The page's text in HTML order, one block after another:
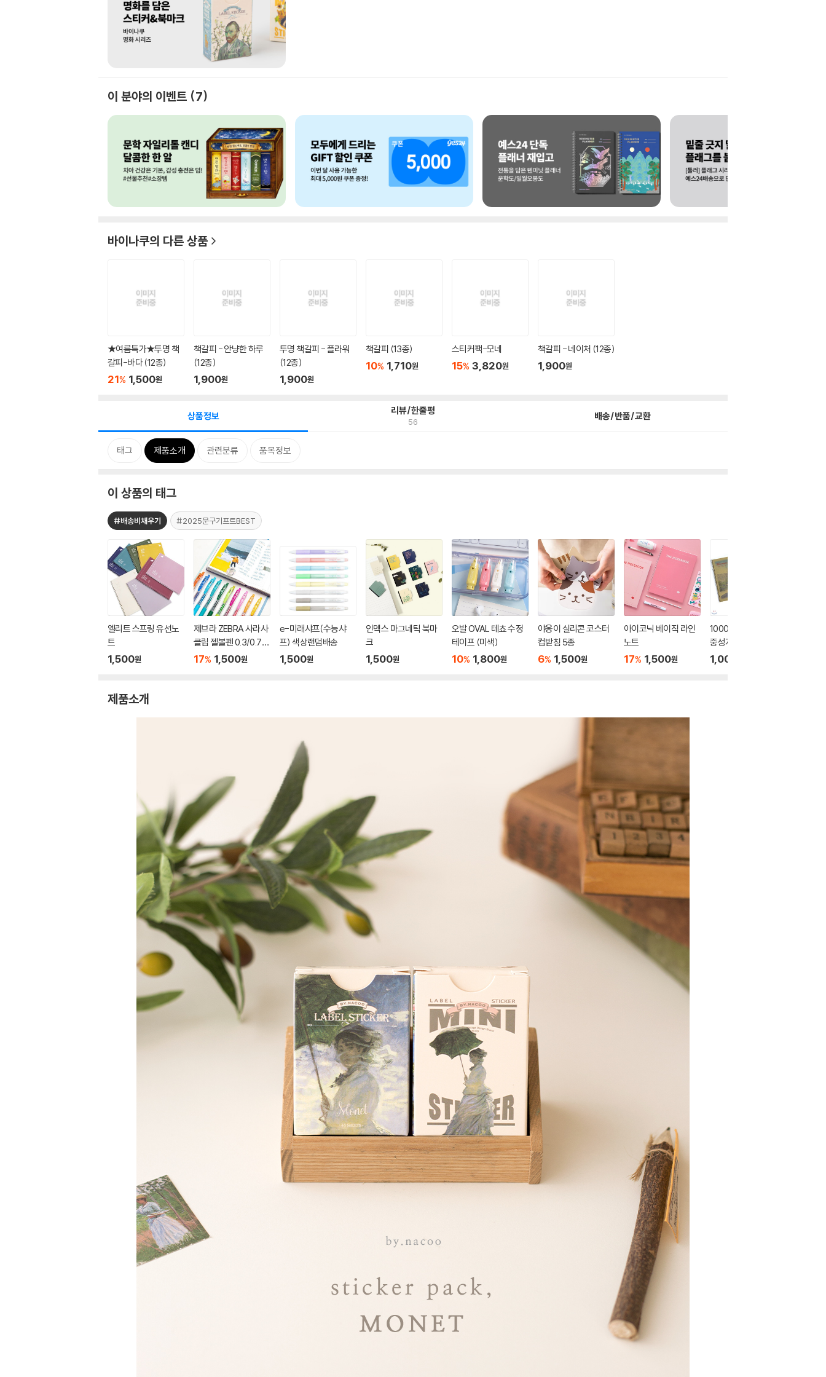
이 분야의 이벤트 7
바이나쿠의 다른 상품
★여름특가★투명 책
갈피-바다 (12종)
21% 1,500원
책갈피 - 안냥한 하루
(12종)
1,900원
투명 책갈피 - 플라워
(12종)
1,900원
책갈피 (13종)
10% 1,710원
스티커팩-모네
15% 3,820원
책갈피 - 네이처 (12종)
1,900원
상품정보 리뷰/한줄평
56 배송/반품/교환
태그 제품소개 관련분류 품목정보
이 상품의 태그
#배송비채우기 #2025문구기프트BEST
엘리트 스프링 유선노
트
1,500원
제브라 ZEBRA 사라사
클립 젤볼펜 0.3/0.7m
m
17% 1,500원
e-미래샤프(수능샤
프) 색상랜덤배송
1,500원
인덱스 마그네틱 북마
크
1,500원
오발 OVAL 테쵸 수정
테이프 (미색)
10% 1,800원
야옹이 실리콘 코스터
컵받침 5종
6% 1,500원
아이코닉 베이직 라인
노트
17% 1,500원
1000 고려대/연세대
중성지 연습장(28매)-
랜덤발송-
1,000
제품소개